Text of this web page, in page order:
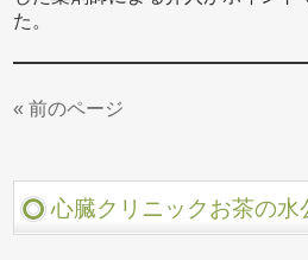
た。
« 前のページ
心臓クリニックお茶の水